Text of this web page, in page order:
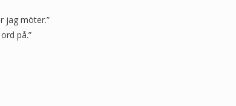
jag möter.”
på.”